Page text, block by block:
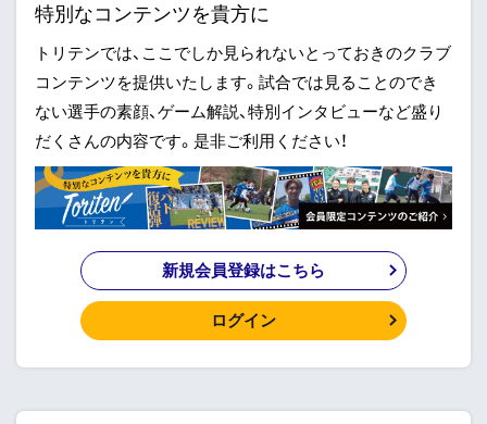
特別なコンテンツを貴方に
トリテンでは、ここでしか見られないとっておきのクラブ
コンテンツを提供いたします。試合では見ることのでき
ない選手の素顔、ゲーム解説、特別インタビューなど盛り
だくさんの内容です。是非ご利用ください！
新規会員登録はこちら
ログイン